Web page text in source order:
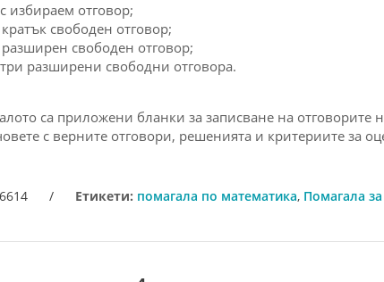
избираем отговор;
свободен отговор;
свободен отговор;
три разширени свободни отговора.
са приложени бланки за записване на отговорите
с верните отговори, решенията и критериите за
/ Етикети: помагала по математика, Помагала